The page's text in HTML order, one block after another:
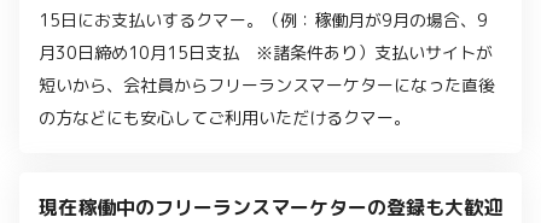
15日にお支払いするクマー。（例：稼働月が9月の場合、9
月30日締め10月15日支払 ※諸条件あり）支払いサイトが
短いから、会社員からフリーランスマーケターになった直後
の方などにも安心してご利用いただけるクマー。
現在稼働中のフリーランスマーケターの登録も大歓迎